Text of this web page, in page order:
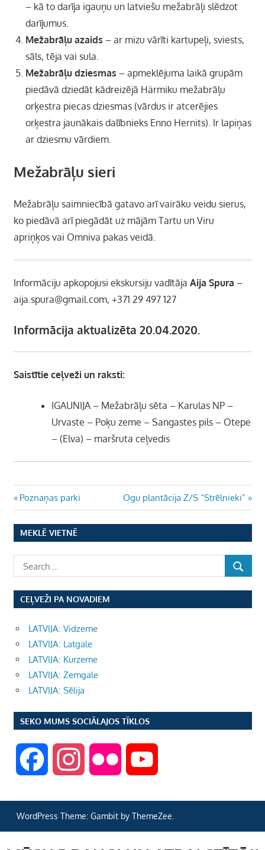
– kā to darīja igauņu un latviešu mežabrāļi slēdzot
darījumus.
Mežabrāļu azaids – ar mizu vārīti kartupeļi, sviests,
sāls, tēja vai sula.
Mežabrāļu dziesmas – apmeklējuma laikā grupām
piedāvā dziedāt kādreizējā Härmiku mežabrāļu
orķestra piecas dziesmas (vārdus ir atcerējies
orķestra jaunākais dalībnieks Enno Hernits). Ir lapiņas
ar dziesmu vārdiem.
Mežabrāļu sieri
Mežabrāļu saimniecībā gatavo arī vairāku veidu sierus,
ko piedāvā arī piegādāt uz mājām Tartu un Viru
apriņķos vai Omniva pakas veidā.
Informāciju apkopojusi ekskursiju vadītāja Aija Spura –
aija.spura@gmail.com, +371 29 497 127
Informācija aktualizēta 20.04.2020.
Saistītie ceļveži un raksti:
IGAUNIJA – Mežabrāļu sēta – Karulas NP –
Urvaste – Poķu zeme – Sangastes pils – Otepe
– (Elva) – maršruta ceļvedis
Ziņu
izvēlne
Previous
Post:
Poznaņas parki
Next
Post:
Ogu plantācija Z/S “Strēlnieki”
MEKLĒ VIETNĒ
CEĻVEŽI PA NOVADIEM
LATVIJA: Vidzeme
LATVIJA: Latgale
LATVIJA: Kurzeme
LATVIJA: Zemgale
LATVIJA: Sēlija
SEKO MUMS SOCIĀLAJOS TĪKLOS
c s i u
WordPress Theme: Gambit by ThemeZee.